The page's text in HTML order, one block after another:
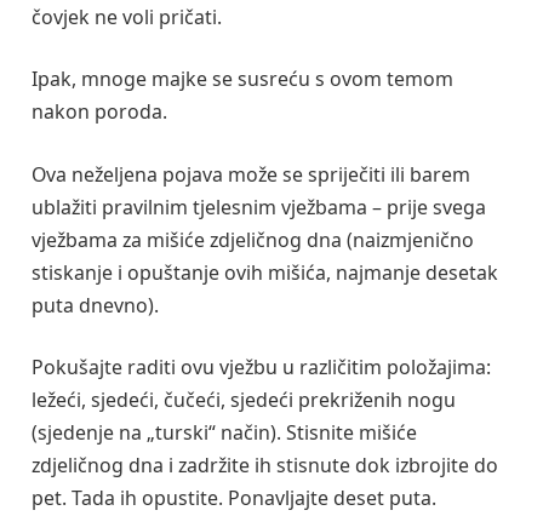
čovjek ne voli pričati.
Ipak, mnoge majke se susreću s ovom temom
nakon poroda.
Ova neželjena pojava može se spriječiti ili barem
ublažiti pravilnim tjelesnim vježbama – prije svega
vježbama za mišiće zdjeličnog dna (naizmjenično
stiskanje i opuštanje ovih mišića, najmanje desetak
puta dnevno).
Pokušajte raditi ovu vježbu u različitim položajima:
ležeći, sjedeći, čučeći, sjedeći prekriženih nogu
(sjedenje na „turski“ način). Stisnite mišiće
zdjeličnog dna i zadržite ih stisnute dok izbrojite do
pet. Tada ih opustite. Ponavljajte deset puta.